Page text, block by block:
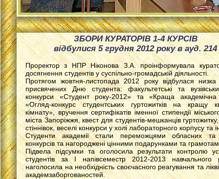
ЗБОРИ КУРАТОРІВ 1-4 КУРСІВ
відбулися 5 грудня 2012 року в ауд. 214
Проректор з НПР Ніконова З.А. проінформувала
досягнення студентів у суспільно-громадській діяльності.
Протягом жовтня-листопада 2012 року відбулася низка
присвячених Дню студента: факультетські та
конкурси «Студент року-2012» та «Краща академічна
«Огляд-конкурс студентських гуртожитків на кращу
кімнату», вручення сертифікатів іменної стипендії
міста Запоріжжя, квест для студентів-мешканців
стіннівок, веселі конкурси у холі лабораторного корпусу та
Студенти академії стали переможцями обласних та
конкурсів та нагороджені цінними подарунками та
Підвела підсумки та оголосила результати контролю
студентів за І напівсеместр 2012-2013 навчального
наголосила на необхідність своєчасного реагування та
академзаборгованостей.